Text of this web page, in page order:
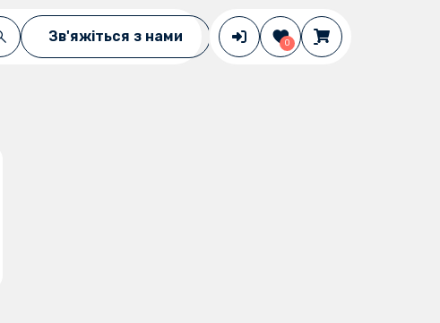
Зв'яжіться з нами 0